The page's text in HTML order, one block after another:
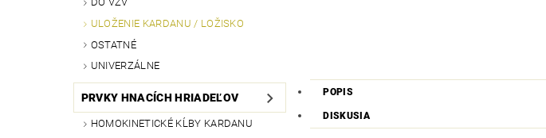
ULOŽENIE KARDANU / LOŽISKO
OSTATNÉ
UNIVERZÁLNE
PRVKY HNACÍCH HRIADEĽOV
HOMOKINETICKÉ KĹBY KARDANU
POPIS
DISKUSIA